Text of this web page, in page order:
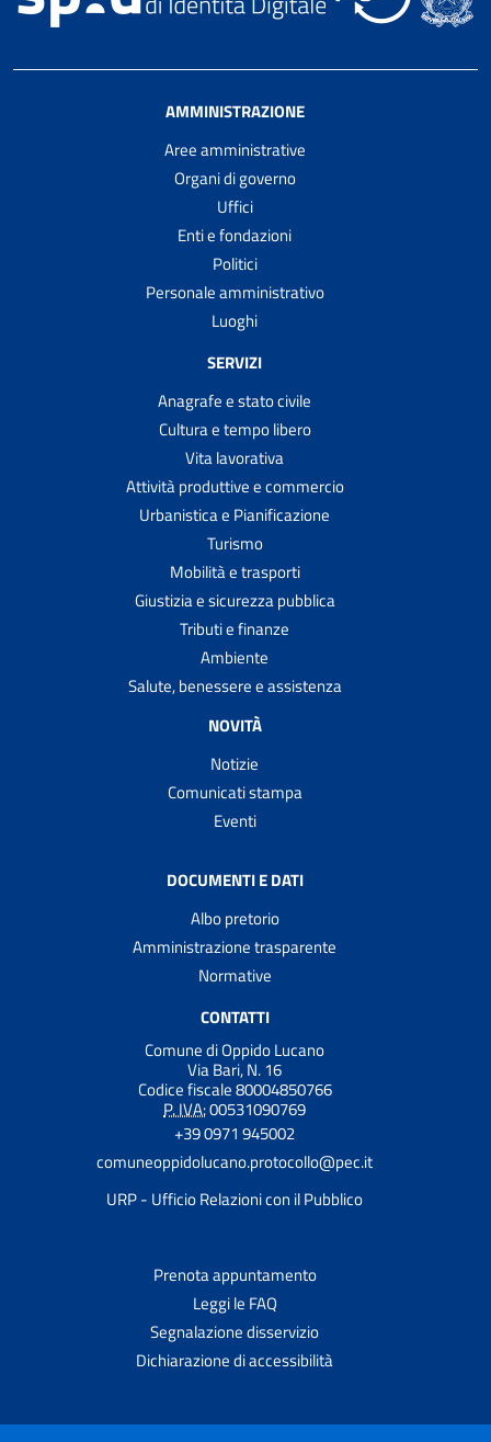
AMMINISTRAZIONE
Aree amministrative
Organi di governo
Uffici
Enti e fondazioni
Politici
Personale amministrativo
Luoghi
SERVIZI
Anagrafe e stato civile
Cultura e tempo libero
Vita lavorativa
Attività produttive e commercio
Urbanistica e Pianificazione
Turismo
Mobilità e trasporti
Giustizia e sicurezza pubblica
Tributi e finanze
Ambiente
Salute, benessere e assistenza
NOVITÀ
Notizie
Comunicati stampa
Eventi
DOCUMENTI E DATI
Albo pretorio
Amministrazione trasparente
Normative
CONTATTI
Comune di Oppido Lucano
Via Bari, N. 16
Codice fiscale 80004850766
P. IVA:00531090769
+39 0971 945002
comuneoppidolucano.protocollo@pec.it
URP - Ufficio Relazioni con il Pubblico
Prenota appuntamento
Leggi le FAQ
Segnalazione disservizio
Dichiarazione di accessibilità